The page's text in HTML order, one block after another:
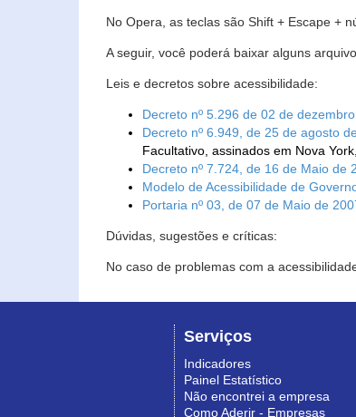
No Opera, as teclas são Shift + Escape +
A seguir, você poderá baixar alguns
Leis e decretos sobre acessibilidade:
Decreto nº 5.296 de 02 de
Decreto nº 6.949, de 25 de agosto
Facultativo, assinados em Nova
Decreto nº 7.724, de 16 de Maio de
Modelo de Acessibilidade de
Portaria nº 03, de 07 de Maio de
Dúvidas, sugestões e críticas:
No caso de problemas com a
Serviços
Indicadores
Painel Estatístico
Não encontrei a empresa
Como Aderir - Empresas